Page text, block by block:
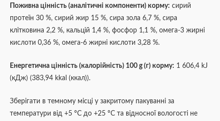
Поживна цінність (аналітичні компоненти) корму: сирий
протеїн 30 %, сирий жир 15 %, сира зола 6,7 %, сира
клітковина 2,2 %, кальцій 1,4 %, фосфор 1,1 %, омега-3 жирні
кислоти 0,36 %, омега-6 жирні кислоти 3,28 %.
Енергетична цінність (калорійність) 100 g (г) корму: 1 606,4 kJ
(кДж) (383,94 kkal (ккал)).
Зберігати в темному місці у закритому пакуванні за
температури від +5 ºС до +25 ºС та відносної вологості не